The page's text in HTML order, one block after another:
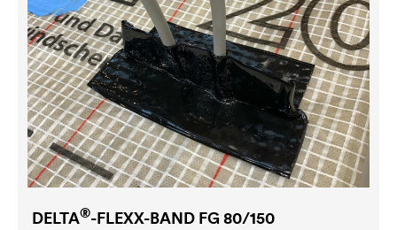
DELTA®-FLEXX-BAND FG 80/150